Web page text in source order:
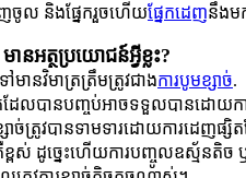
ញ​ចូល និង​ផ្នែក​រួច​ហើយ​ផ្នែកដេញនឹងម
ន​អត្ថប្រយោជន៍​អ្វីខ្លះ​?
ានវិមាត្រត្រឹមត្រូវជាងការបូមខ្សាច់.
ក់ដែលបានបញ្ចប់អាចទទួលបានដោយ
ាច់ត្រូវបានទាមទារដោយការដេញផ្
ស់ ដូច្នេះហើយការបញ្ចូលឧស្ម័នតិច ឬ